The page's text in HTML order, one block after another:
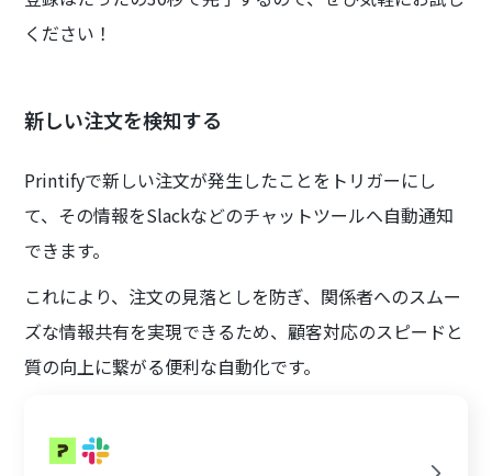
ください！
新しい注文を検知する
Printifyで新しい注文が発生したことをトリガーにし
て、その情報をSlackなどのチャットツールへ自動通知
できます。
これにより、注文の見落としを防ぎ、関係者へのスムー
ズな情報共有を実現できるため、顧客対応のスピードと
質の向上に繋がる便利な自動化です。